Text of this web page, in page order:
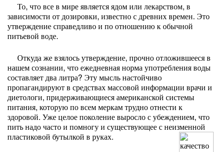
То, что все в мире является ядом или лекарством, в
зависимости от дозировки, известно с древних времен. Это
утверждение справедливо и по отношению к обычной
питьевой воде.
Откуда же взялось утверждение, прочно отложившееся в
нашем сознании, что ежедневная норма употребления воды
составляет два литра? Эту мысль настойчиво
пропагандируют в средствах массовой информации врачи и
диетологи, придерживающиеся американской системы
питания, которую по всем меркам трудно отнести к
здоровой. Уже целое поколение выросло с убеждением, что
пить надо часто и помногу и существующее с неизменной
пластиковой бутылкой в руках.